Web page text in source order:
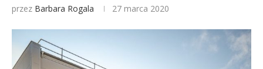
przez Barbara Rogala 27 marca 2020